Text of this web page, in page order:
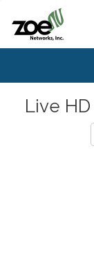
Live